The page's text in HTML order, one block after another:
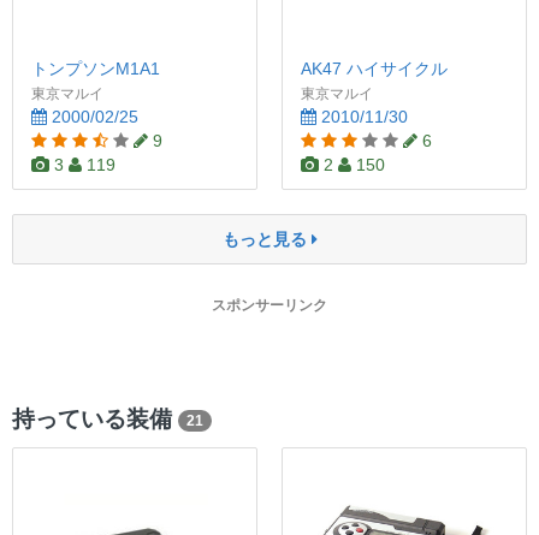
トンプソンM1A1
東京マルイ
2000/02/25
9
3
119
AK47 ハイサイクル
東京マルイ
2010/11/30
6
2
150
もっと見る
スポンサーリンク
持っている装備 21